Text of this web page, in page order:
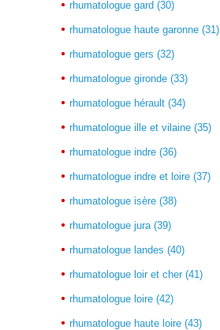
rhumatologue gard (30)
rhumatologue haute garonne (31)
rhumatologue gers (32)
rhumatologue gironde (33)
rhumatologue hérault (34)
rhumatologue ille et vilaine (35)
rhumatologue indre (36)
rhumatologue indre et loire (37)
rhumatologue isère (38)
rhumatologue jura (39)
rhumatologue landes (40)
rhumatologue loir et cher (41)
rhumatologue loire (42)
rhumatologue haute loire (43)